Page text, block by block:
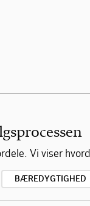
Vi viser
BÆREDYGTIGHED